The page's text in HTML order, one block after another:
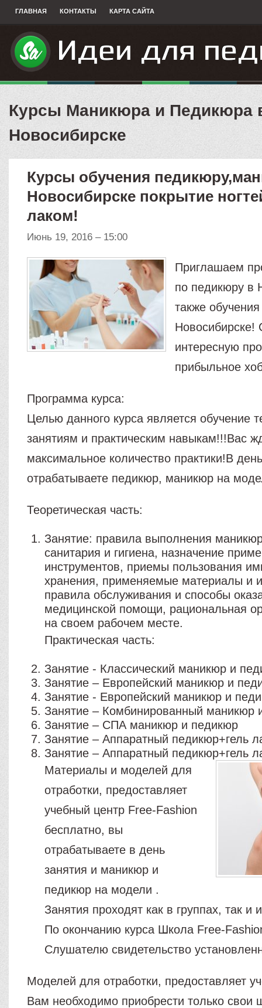
ГЛАВНАЯ КОНТАКТЫ КАРТА САЙТА
Курсы Маникюра и Педикюра
Новосибирске
Курсы обучения
Новосибирске покрытие
лаком!
Июнь 19, 2016 – 15:00
Приглашаем
по педикюру в
также
Новосибирске!
интересную
прибыльное
Программа курса:
Целью данного курса является обучение
занятиям и практическим навыкам!!!Вас
максимальное количество практики!В
отрабатываете педикюр, маникюр на
Теоретическая часть:
Занятие: правила выполнения
санитария и гигиена, назначение
инструментов, приемы пользования
хранения, применяемые материалы и
правила обслуживания и способы
медицинской помощи, рациональная
на своем рабочем месте.
Практическая часть:
Занятие - Классический маникюр и
Занятие – Европейский маникюр и
Занятие - Европейский маникюр и
Занятие – Комбинированный маникюр
Занятие – СПА маникюр и педикюр
Занятие – Аппаратный педикюр+гель
Занятие – Аппаратный педикюр+гель
Материалы и моделей для
отработки, предоставляет
учебный центр Free-Fashion
бесплатно, вы
отрабатываете в день
занятия и маникюр и
педикюр на модели .
Занятия проходят как в группах, так и
По окончанию курса Школа Free-
Слушателю свидетельство
Моделей для отработки, предоставляет
Вам необходимо приобрести только свои